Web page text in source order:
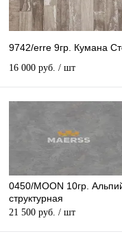
9742/erre 9гр. Кумана
16 000 руб. / шт
0450/MOON 10гр.
структурная
21 500 руб. / шт